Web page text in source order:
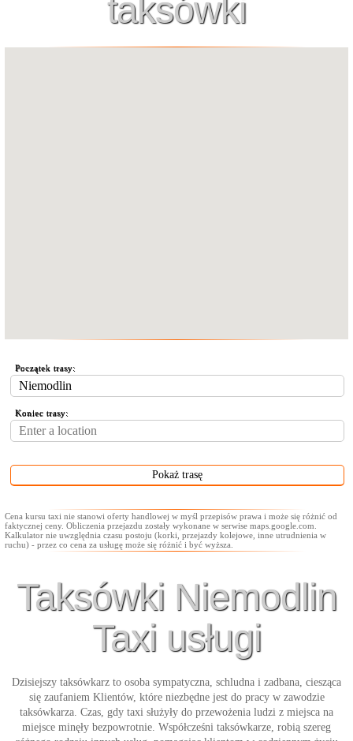
taksówki
Początek trasy:
Koniec trasy:
Cena kursu taxi nie stanowi oferty handlowej w myśl przepisów prawa i może się różnić od
faktycznej ceny. Obliczenia przejazdu zostały wykonane w serwise maps.google.com.
Kalkulator nie uwzględnia czasu postoju (korki, przejazdy kolejowe, inne utrudnienia w
ruchu) - przez co cena za usługę może się różnić i być wyższa.
Taksówki Niemodlin
Taxi usługi
Dzisiejszy taksówkarz to osoba sympatyczna, schludna i zadbana, ciesząca
się zaufaniem Klientów, które niezbędne jest do pracy w zawodzie
taksówkarza. Czas, gdy taxi służyły do przewożenia ludzi z miejsca na
miejsce minęły bezpowrotnie. Współcześni taksówkarze, robią szereg